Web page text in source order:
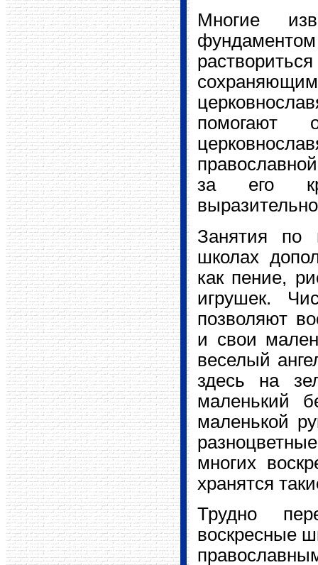
Многие
помогают
за его
Занятия по
школах
как пение,
игрушек.
позволяют
и свои
веселый
здесь на
маленький
маленькой
многих
хранятся
Трудно
воскресные